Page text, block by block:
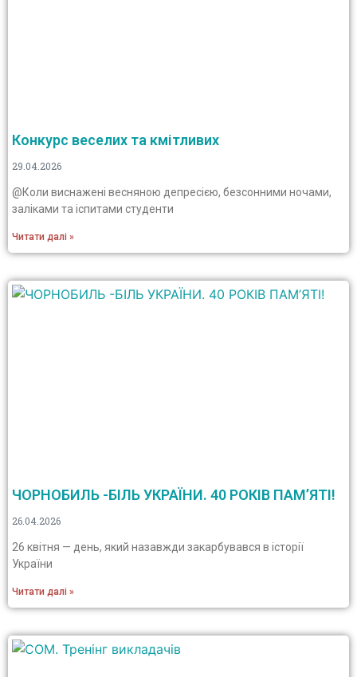
Конкурс веселих та кмітливих
29.04.2026
@Коли виснажені весняною депресією, безсонними ночами,
заліками та іспитами студенти
Читати далі »
ЧОРНОБИЛЬ -БІЛЬ УКРАЇНИ. 40 РОКІВ ПАМ’ЯТІ!
26.04.2026
26 квітня — день, який назавжди закарбувався в історії
України
Читати далі »